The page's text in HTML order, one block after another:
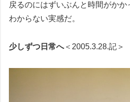
戻るのにはずいぶんと時間がかか
わからない実感だ。
少しずつ日常へ＜2005.3.28.記＞